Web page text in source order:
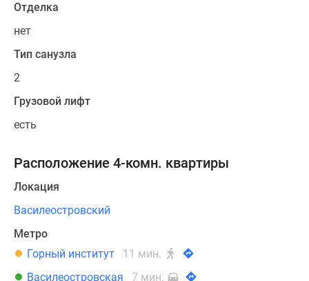
Отделка
нет
Тип санузла
2
Грузовой лифт
есть
Расположение 4-комн. квартиры
Локация
Василеостровский
Метро
Горный институт
11 мин.
Василеостровская
7 мин.